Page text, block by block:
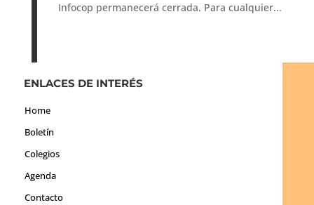
Infocop permanecerá cerrada. Para cualquier...
ENLACES DE INTERÉS
Home
Boletín
Colegios
Agenda
Contacto